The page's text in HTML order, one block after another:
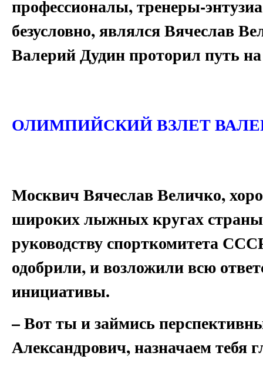
профессионалы, тренеры-
безусловно, являлся Вячеслав
Валерий Дудин проторил путь
ОЛИМПИЙСКИЙ ВЗЛЕТ
Москвич Вячеслав Величко,
широких лыжных кругах
руководству спорткомитета
одобрили, и возложили всю
инициативы.
– Вот ты и займись
Александрович, назначаем тебя